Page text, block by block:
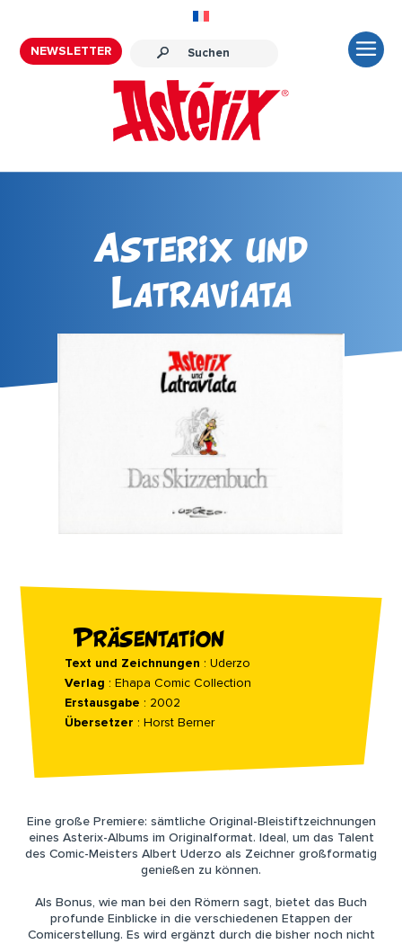
NEWSLETTER
Asterix und
Latraviata
Präsentation
Text und Zeichnungen : Uderzo
Verlag : Ehapa Comic Collection
Erstausgabe : 2002
Übersetzer : Horst Berner
Eine große Premiere: sämtliche Original-Bleistiftzeichnungen
eines Asterix-Albums im Originalformat. Ideal, um das Talent
des Comic-Meisters Albert Uderzo als Zeichner großformatig
genießen zu können.
Als Bonus, wie man bei den Römern sagt, bietet das Buch
profunde Einblicke in die verschiedenen Etappen der
Comicerstellung. Es wird ergänzt durch die bisher noch nicht